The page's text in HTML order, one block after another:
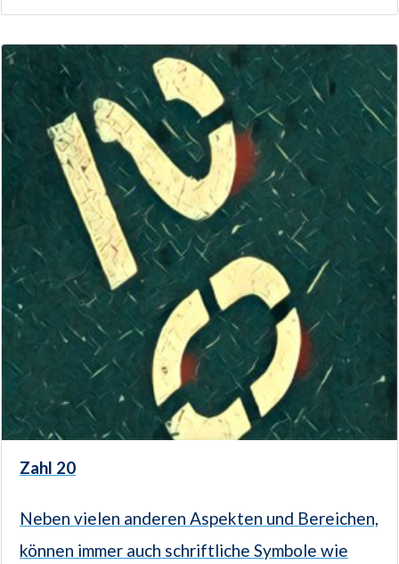
Zahl 20
Neben vielen anderen Aspekten und Bereichen,
können immer auch schriftliche Symbole wie